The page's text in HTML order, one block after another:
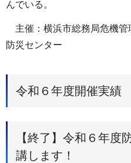
んでいる。
主催：横浜市総務局危機管
防災センター
令和６年度開催実績
【終了】令和６年度
講します！